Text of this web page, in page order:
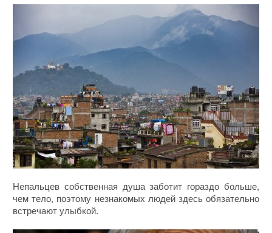
Непальцев собственная душа заботит гораздо больше,
чем тело, поэтому незнакомых людей здесь обязательно
встречают улыбкой.